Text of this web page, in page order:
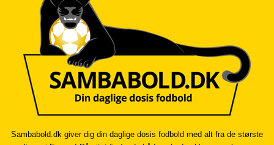
Sambabold.dk giver dig din daglige dosis fodbold med alt fra de største